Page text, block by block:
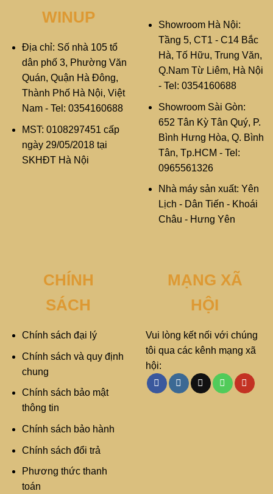
WINUP
Địa chỉ: Số nhà 105 tổ
dân phố 3, Phường Văn
Quán, Quận Hà Đông,
Thành Phố Hà Nội, Việt
Nam - Tel: 0354160688
MST: 0108297451 cấp
ngày 29/05/2018 tại
SKHĐT Hà Nội
Showroom Hà Nội:
Tầng 5, CT1 - C14 Bắc
Hà, Tố Hữu, Trung Văn,
Q.Nam Từ Liêm, Hà Nội
- Tel: 0354160688
Showroom Sài Gòn:
652 Tân Kỳ Tân Quý, P.
Bình Hưng Hòa, Q. Bình
Tân, Tp.HCM - Tel:
0965561326
Nhà máy sản xuất: Yên
Lịch - Dân Tiến - Khoái
Châu - Hưng Yên
CHÍNH
SÁCH
Chính sách đại lý
Chính sách và quy định
chung
Chính sách bảo mật
thông tin
Chính sách bảo hành
Chính sách đổi trả
Phương thức thanh
toán
MẠNG XÃ
HỘI
Vui lòng kết nối với chúng
tôi qua các kênh mạng xã
hội: